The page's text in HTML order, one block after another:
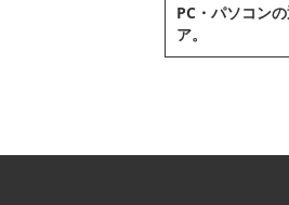
PC・パソコン
ア。